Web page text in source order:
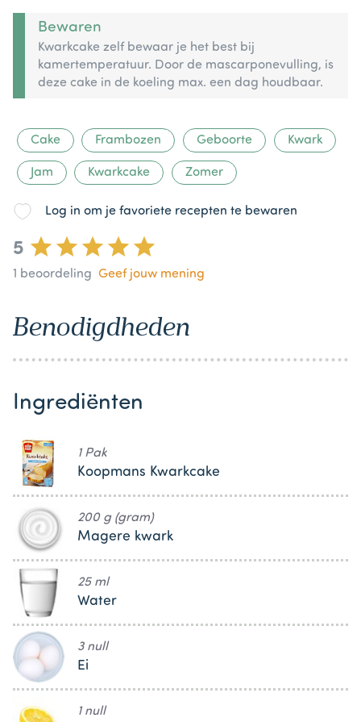
Bewaren
Kwarkcake zelf bewaar je het best bij
kamertemperatuur. Door de mascarponevulling, is
deze cake in de koeling max. een dag houdbaar.
Cake Frambozen Geboorte Kwark
Jam Kwarkcake Zomer
Log in om je favoriete recepten te bewaren
5
1 beoordeling Geef jouw mening
Benodigdheden
Ingrediënten
1 Pak
Koopmans Kwarkcake
200 g (gram)
Magere kwark
25 ml
Water
3 null
Ei
1 null